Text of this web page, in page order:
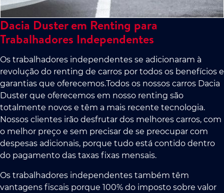
Dacia Duster em Renting para
Trabalhadores Independentes
Os trabalhadores independentes se adicionaram à
revolução do renting de carros por todos os benefícios e
garantias que oferecemos.Todos os nossos carros Dacia
Duster que oferecemos em nosso renting são
totalmente novos e têm a mais recente tecnologia.
Nossos clientes irão desfrutar dos melhores carros, com
o melhor preço e sem precisar de se preocupar com
despesas adicionais, porque tudo está contido dentro
do pagamento das taxas fixas mensais.
Os trabalhadores independentes também têm
vantagens fiscais porque 100% do imposto sobre valor